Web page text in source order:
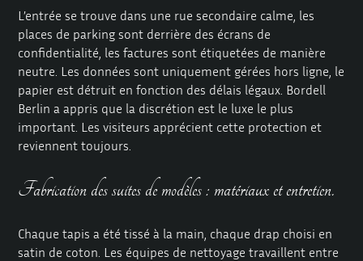
L’entrée se trouve dans une rue secondaire calme, les
places de parking sont derrière des écrans de
confidentialité, les factures sont étiquetées de manière
neutre. Les données sont uniquement gérées hors ligne, le
papier est détruit en fonction des délais légaux. Bordell
Berlin a appris que la discrétion est le luxe le plus
important. Les visiteurs apprécient cette protection et
reviennent toujours.
Fabrication des suites de modèles : matériaux et entretien.
Chaque tapis a été tissé à la main, chaque drap choisi en
satin de coton. Les équipes de nettoyage travaillent entre